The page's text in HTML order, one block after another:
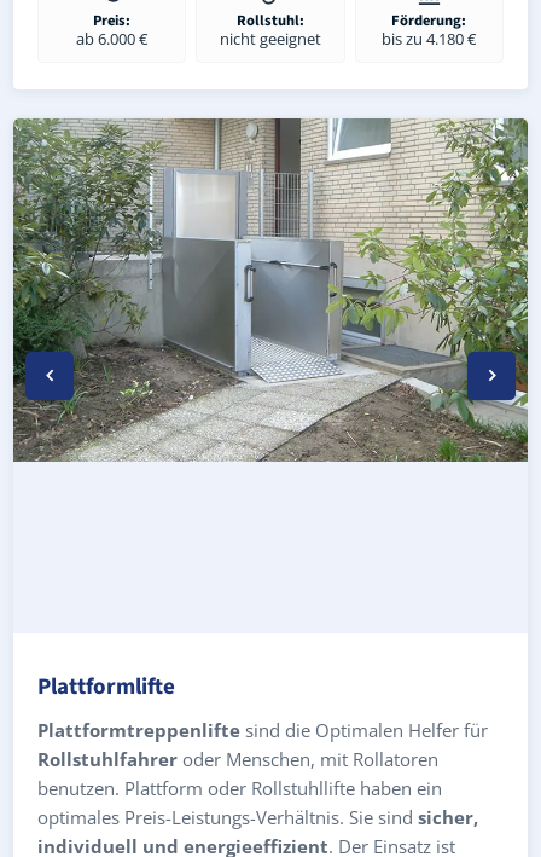
Preis:
ab 6.000 €
Rollstuhl:
nicht geeignet
Förderung:
bis zu 4.180 €
Wetterfester Plattformlift außen in Großzöberitz
Rollstuhl-Plattformlift in Großzöberitz (Landkreis
Plattformlifte
Plattformtreppenlifte sind die Optimalen Helfer für
Rollstuhlfahrer oder Menschen, mit Rollatoren
benutzen. Plattform oder Rollstuhllifte haben ein
optimales Preis-Leistungs-Verhältnis. Sie sind sicher,
individuell und energieeffizient. Der Einsatz ist